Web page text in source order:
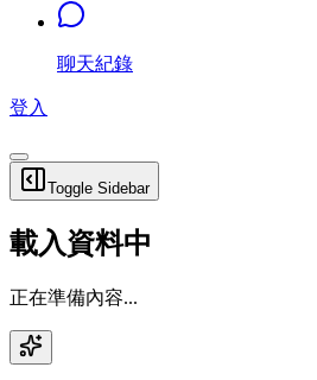
聊天紀錄
登入
Toggle Sidebar
載入資料中
正在準備內容...